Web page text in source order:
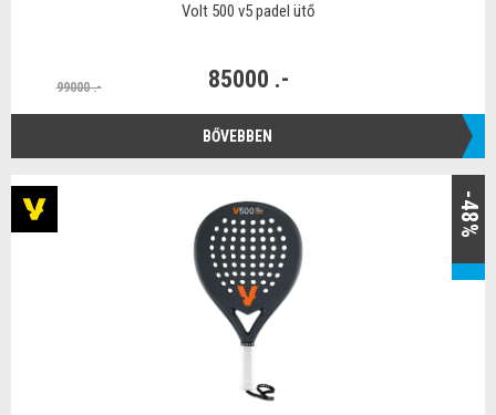
Volt 500 v5 padel ütő
99000 .- 85000 .-
BŐVEBBEN
-48%